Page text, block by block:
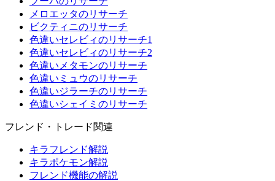
メロエッタのリサーチ
ビクティニのリサーチ
色違いセレビィのリサーチ1
色違いセレビィのリサーチ2
色違いメタモンのリサーチ
色違いミュウのリサーチ
色違いジラーチのリサーチ
色違いシェイミのリサーチ
フレンド・トレード関連
キラフレンド解説
キラポケモン解説
フレンド機能の解説